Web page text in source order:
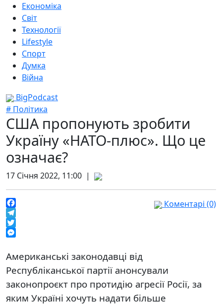
Економіка
Світ
Технології
Lifestyle
Спорт
Думка
Війна
BigPodcast
# Політика
США пропонують зробити
Україну «НАТО-плюс». Що це
означає?
17 Січня 2022, 11:00 |
Facebook
Telegram
Twitter
Коментарі (0)
Американські законодавці від
Республіканської партії анонсували
законопроєкт про протидію агресії Росії, за
яким Україні хочуть надати більше